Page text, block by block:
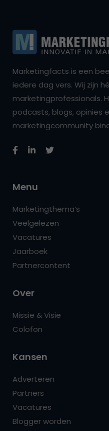
Marketingfacts is een
iedere dag vers. Wij zijn
marketingprofessionals.
podcasts, blogs, opinies
marketingcommunity
Menu
Marketingthema’s
Veelgelezen
Vacatures
Jaarboek
Partnercontent
Over
Missie & Visie
Colofon
Kansen
Adverteren
Partners
Vacatures
Blogger worden